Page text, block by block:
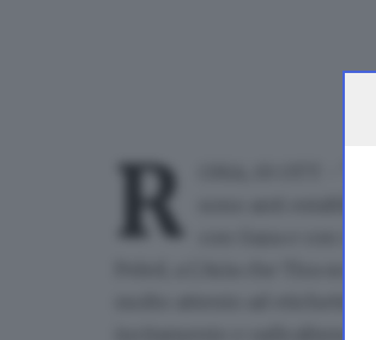
R
sono anti
con Gaza e con i
molto attento ad